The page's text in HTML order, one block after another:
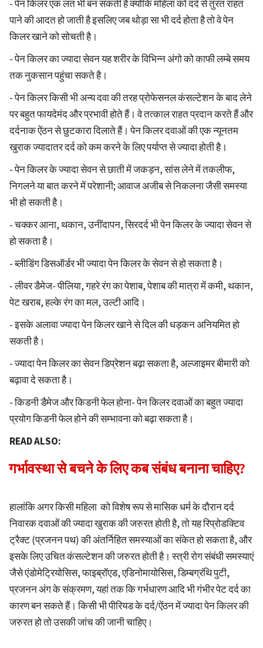
- पेन किलर एक लत भी बन सकती है क्योंकि महिला को दर्द से तुरंत राहत
पाने की आदत हो जाती है इसलिए जब थोड़ा सा भी दर्द होता है तो वे पेन
किलर खाने को सोचती है।
- पेन किलर का ज्यादा सेवन यह शरीर के विभिन्न अंगो को काफी लम्बे समय
तक नुकसान पहुंचा सकते है।
- पेन किलर किसी भी अन्य दवा की तरह प्रोफेसनल कंसल्टेशन के बाद लेने
पर बहुत फायदेमंद और प्रभावी होते हैं। वे तत्काल राहत प्रदान करते हैं और
दर्दनाक ऐंठन से छुटकारा दिलाते हैं। पेन किलर दवाओं की एक न्यूनतम
खुराक ज्यादातर दर्द को कम करने के लिए पर्याप्त से ज्यादा होती है।
- पेन किलर के ज्यादा सेवन से छाती में जकड़न, सांस लेने में तकलीफ,
निगलने या बात करने में परेशानी; आवाज अजीब से निकलना जैसी समस्या
भी हो सकती है।
- चक्कर आना, थकान, उनींदापन, सिरदर्द भी पेन किलर के ज्यादा सेवन से
हो सकता है।
- ब्लीडिंग डिसऑर्डर भी ज्यादा पेन किलर के सेवन से हो सकता है।
- लीवर डैमेज- पीलिया, गहरे रंग का पेशाब, पेशाब की मात्रा में कमी, थकान,
पेट खराब, हल्के रंग का मल, उल्टी आदि।
- इसके अलावा ज्यादा पेन किलर खाने से दिल की धड़कन अनियमित हो
सकती है।
- ज्यादा पेन किलर का सेवन डिप्रेशन बढ़ा सकता है, अल्जाइमर बीमारी को
बढ़ावा दे सकता है।
- किडनी डैमेज और किडनी फेल होना- पेन किलर दवाओं का बहुत ज्यादा
प्रयोग किडनी फेल होने की सम्भावना को बढ़ा सकता है।
READ ALSO:
गर्भावस्था से बचने के लिए कब संबंध बनाना चाहिए?
हालांकि अगर किसी महिला को विशेष रूप से मासिक धर्म के दौरान दर्द
निवारक दवाओं की ज्यादा खुराक की जरुरत होती है, तो यह रिप्रोडक्टिव
ट्रैक्ट (प्रजनन पथ) की अंतर्निहित समस्याओं का संकेत हो सकता है, और
इसके लिए उचित कंसल्टेशन की जरुरत होती है। स्त्री रोग संबंधी समस्याएं
जैसे एंडोमेट्रियोसिस, फाइब्रॉएड, एडिनोमायोसिस, डिम्बग्रंथि पुटी,
प्रजनन अंग के संक्रमण, यहां तक कि गर्भधारण आदि भी गंभीर पेट दर्द का
कारण बन सकते हैं। किसी भी पीरियड के दर्द/ऐंठन में ज्यादा पेन किलर की
जरुरत हो तो उसकी जांच की जानी चाहिए।